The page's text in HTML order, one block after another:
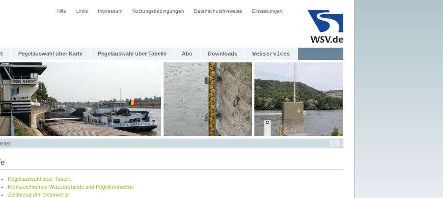
Hilfe Links Impressum Nutzungsbedingungen Datenschutzhinweise Einstellungen
Pegelauswahl über Karte Pegelauswahl über Tabelle Abo Downloads Webservices
Pegelauswahl über Tabelle
Kennzeichnende Wasserstände und Pegelkennwerte
Zeitbezug der Messwerte